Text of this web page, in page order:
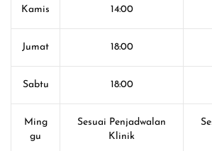
Kamis 14:00
Jumat 18:00
Sabtu 18:00
Ming
gu
Sesuai Penjadwalan
Klinik